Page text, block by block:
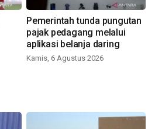
Pemerintah tunda pungutan
pajak pedagang melalui
aplikasi belanja daring
Kamis, 6 Agustus 2026